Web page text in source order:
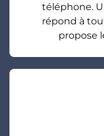
téléphone.
répond à
propose